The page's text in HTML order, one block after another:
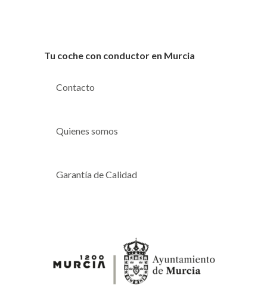
Tu coche con conductor en Murcia
Contacto
Quienes somos
Garantía de Calidad